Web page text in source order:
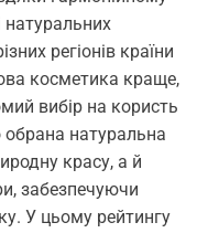
натуральних
регіонів країни
косметика краще,
вибір на користь
натуральна
красу, а й
забезпечуючи
У цьому рейтингу